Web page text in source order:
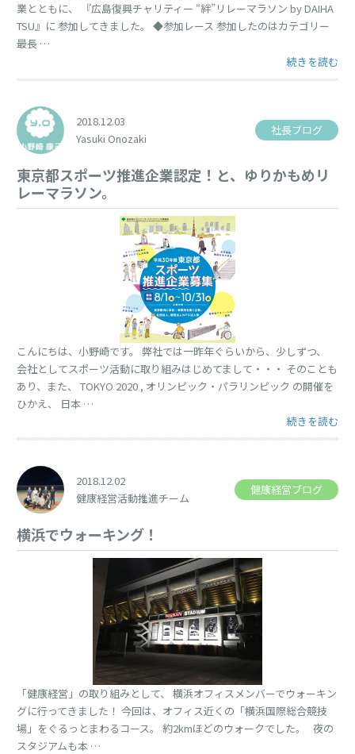
業とともに、 『広島復興チャリティー “絆”リレーマラソン by DAIHA
TSU』に 参加してきました。 ◆参加レース 参加したのはカテゴリー
最長 …
“初優勝！！”
続きを読む
2018.12.03
Yasuki Onozaki
社長ブログ
東京都スポーツ推進企業認定！と、ゆりかもめリ
レーマラソン。
こんにちは、小野崎です。 弊社では一昨年ぐらいから、少しずつ、
会社としてスポーツ活動に取り組みはじめてまして・・・ そのことも
あり、また、 TOKYO 2020 , オリンピック・パラリンピック の開催を
ひかえ、 日本 …
“東京都スポ
続きを読む
2018.12.02
健康経営活動推進チーム
健康経営ブログ
横浜でウォーキング！
「健康経営」の取り組みとして、 横浜オフィスメンバーでウォーキン
グに行ってきました！ 今回は、オフィス近くの「横浜国際総合競技
場」をぐるっとまわるコース。 約2kmほどのウォークでした。 夜の
スタジアムも本 …